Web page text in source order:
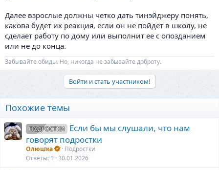
Далее взрослые должны четко дать тинэйджеру понять,
какова будет их реакция, если он не пойдет в школу, не
сделает работу по дому или выполнит ее с опозданием
или не до конца.
Забывайте обиды. Но, никогда не забывайте доброту.
Войти и стать участником!
Похожие темы
ПОДРОСТКИ
Если бы мы слушали, что нам
говорят подростки
Олюшка
Подростки
Ответы 1 30.01.2026